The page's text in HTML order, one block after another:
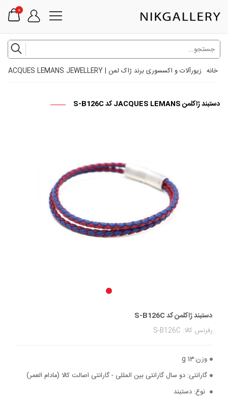
0
خانه زیورآلات و اکسسوری برند ژاک لمن | JACQUES LEMANS JEWELLERY
دستبند ژاکلمن JACQUES LEMANS کد S-B126C
دستبند ژاکلمن کد S-B126C
رفرنس کالا: S-B126C
وزن:13 g
گارانتی: دو سال گارانتی بین المللی - گارانتی اصالت کالا (مادام العمر)
نوع: دستبند